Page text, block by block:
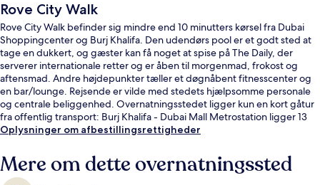
Rove City Walk
Rove City Walk befinder sig mindre end 10 minutters kørsel fra Dubai
Shoppingcenter og Burj Khalifa. Den udendørs pool er et godt sted at
tage en dukkert, og gæster kan få noget at spise på The Daily, der
serverer internationale retter og er åben til morgenmad, frokost og
aftensmad. Andre højdepunkter tæller et døgnåbent fitnesscenter og
en bar/lounge. Rejsende er vilde med stedets hjælpsomme personale
og centrale beliggenhed. Overnatningsstedet ligger kun en kort gåtur
fra offentlig transport: Burj Khalifa - Dubai Mall Metrostation ligger 13
minutter derfra.
Oplysninger om afbestillingsrettigheder
Mere om dette overnatningssted